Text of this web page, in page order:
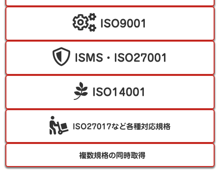
ISO9001
ISMS・ISO27001
ISO14001
ISO27017など各種対応規格
複数規格の同時取得